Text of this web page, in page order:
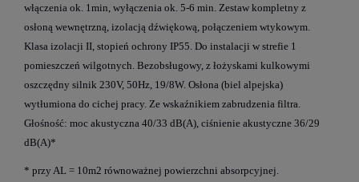
włączenia ok. 1min, wyłączenia ok. 5-6 min. Zestaw kompletny z
osłoną wewnętrzną, izolacją dźwiękową, połączeniem wtykowym.
Klasa izolacji II, stopień ochrony IP55. Do instalacji w strefie 1
pomieszczeń wilgotnych. Bezobsługowy, z łożyskami kulkowymi
oszczędny silnik 230V, 50Hz, 19/8W. Osłona (biel alpejska)
wytłumiona do cichej pracy. Ze wskaźnikiem zabrudzenia filtra.
Głośność: moc akustyczna 40/33 dB(A), ciśnienie akustyczne 36/29
dB(A)*
* przy AL = 10m2 równoważnej powierzchni absorpcyjnej.